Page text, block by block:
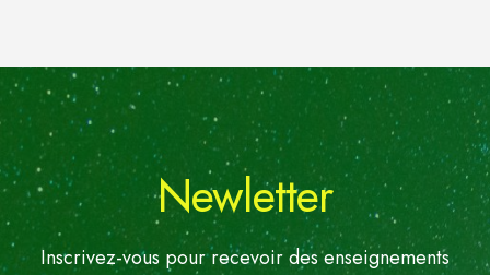
Newletter
Inscrivez-vous pour recevoir des enseignements